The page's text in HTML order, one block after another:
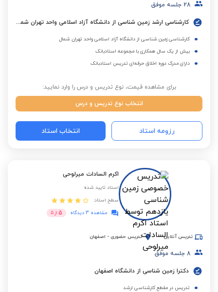
28 جلسه موفق
کارشناسی ارشد زمین شناسی از دانشگاه آزاد اسلامی واحد تهران شمال
کارشناسی زمین شناسی از دانشگاه آزاد اسلامی واحد تهران شمال
بیش از یک سال همکاری با مجموعه استادبانک
دارای مدرک دوره اخلاق حرفه‌ای تدریس استادبانک
برای مشاهده قیمت، نوع تدریس و درس را وارد نمایید:
انتخاب نوع تدریس و درس
رزومه استاد انتخاب استاد
اکرم السادات میرلوحی
استاد تایید شده
سطح استاد:
مشاهده 3 دیدگاه
5 از 5
تدریس آنلاین تدریس حضوری - اصفهان
8 جلسه موفق
دکترا زمین شناسی از دانشگاه اصفهان
تدریس در مقطع کارشناسی ارشد